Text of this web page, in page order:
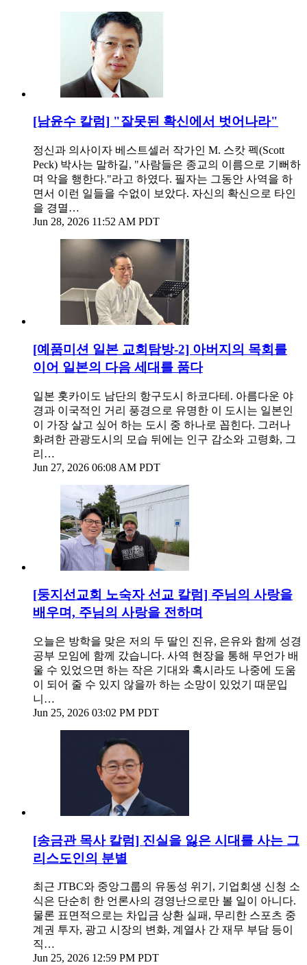
[남윤수 칼럼] "잘못된 확신에서 벗어나라"
정신과 의사이자 베스트셀러 작가인 M. 스캇 펙(Scott
Peck) 박사는 말하길, "사람들은 종교의 이름으로 기뻐하
며 악을 행한다."라고 하였다. 필자는 그동안 사역을 하
면서 이런 일들을 수없이 보았다. 자신의 확신으로 타인
을 경멸…
Jun 28, 2026 11:52 AM PDT
[예품미션 일본 교회탐방-2] 아버지의 목회를
이어 일본의 다음 세대를 품다
일본 홋카이도 남단의 항구도시 하코다테. 아름다운 야
경과 이국적인 거리 풍경으로 유명한 이 도시는 일본인
이 가장 살고 싶어 하는 도시 중 하나로 꼽힌다. 그러나
화려한 관광도시의 모습 뒤에는 인구 감소와 고령화, 그
리…
Jun 27, 2026 06:08 AM PDT
[둥지선교회 노숙자 선교 칼럼] 주님의 사랑을
배우며, 주님의 사랑을 전하며
오늘은 방학을 맞은 저의 두 딸인 진유, 은유와 함께 성경
공부 모임에 함께 갔습니다. 사역 현장을 통해 무언가 배
울 수 있었으면 하는 작은 기대와 혹시라도 나중에 도움
이 되어 줄 수 있지 않을까 하는 소망이 있었기 때문입
니…
Jun 25, 2026 03:02 PM PDT
[송금관 목사 칼럼] 진실을 잃은 시대를 사는 그
리스도인의 분별
최근 JTBC와 중앙그룹의 유동성 위기, 기업회생 신청 소
식은 단순히 한 언론사의 경영난으로만 볼 일이 아니다.
물론 표면적으로는 차입금 상환 실패, 무리한 스포츠 중
계권 투자, 광고 시장의 변화, 계열사 간 재무 부담 등이
직…
Jun 25, 2026 12:59 PM PDT